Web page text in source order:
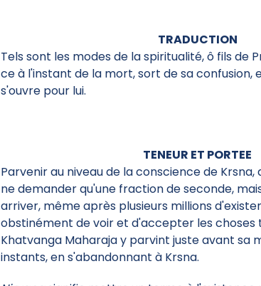
TRADUCTION
Tels sont les modes de la spiritualité, ô fils de
ce à l'instant de la mort, sort de sa confusion,
s'ouvre pour lui.
TENEUR ET PORTEE
Parvenir au niveau de la conscience de
ne demander qu'une fraction de seconde,
arriver, même après plusieurs millions
obstinément de voir et d'accepter les choses
Khatvanga Maharaja y parvint juste avant sa
instants, en s'abandonnant à Krsna.